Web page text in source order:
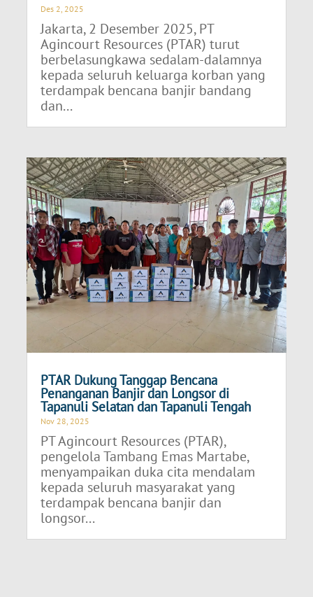
Des 2, 2025
Jakarta, 2 Desember 2025, PT
Agincourt Resources (PTAR) turut
berbelasungkawa sedalam-dalamnya
kepada seluruh keluarga korban yang
terdampak bencana banjir bandang
dan...
PTAR Dukung Tanggap Bencana
Penanganan Banjir dan Longsor di
Tapanuli Selatan dan Tapanuli Tengah
Nov 28, 2025
PT Agincourt Resources (PTAR),
pengelola Tambang Emas Martabe,
menyampaikan duka cita mendalam
kepada seluruh masyarakat yang
terdampak bencana banjir dan
longsor...